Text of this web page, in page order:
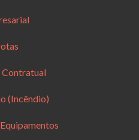
(Incêndio)